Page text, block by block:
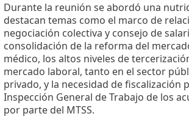
Durante la reunión se abordó una
destacan temas como el marco de
negociación colectiva y consejo de
consolidación de la reforma del
médico, los altos niveles de
mercado laboral, tanto en el sector
privado, y la necesidad de fiscalización
Inspección General de Trabajo de los
por parte del MTSS.